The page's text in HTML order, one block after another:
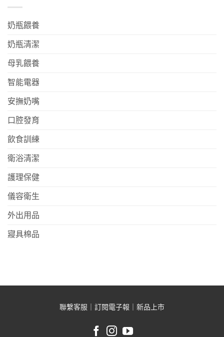
奶瓶餵養
奶瓶清潔
母乳餵養
智能電器
安撫奶嘴
口腔發育
飲食訓練
衛浴清潔
護理保健
儀容衛生
外出用品
寢具棉品
聯繫客服 訂閱電子報 新品上市